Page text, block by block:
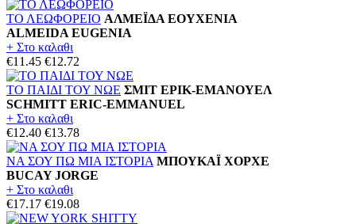
ΤΟ ΛΕΩΦΟΡΕΙΟ ΑΛΜΕΪΔΑ ΕΟΥΧΕΝΙΑ
ALMEIDA EUGENIA
+ Στο καλαθι
€11.45 €12.72
ΤΟ ΠΑΙΔΙ ΤΟΥ ΝΩΕ ΣΜΙΤ ΕΡΙΚ-ΕΜΑΝΟΥΕΛ
SCHMITT ERIC-EMMANUEL
+ Στο καλαθι
€12.40 €13.78
ΝΑ ΣΟΥ ΠΩ ΜΙΑ ΙΣΤΟΡΙΑ ΜΠΟΥΚΑΪ ΧΟΡΧΕ
BUCAY JORGE
+ Στο καλαθι
€17.17 €19.08